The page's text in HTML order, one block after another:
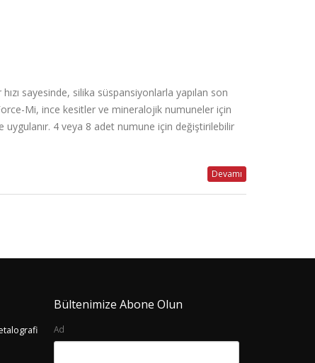
sayesinde, silika süspansiyonlarla yapılan son
Mi, ince kesitler ve mineralojik numuneler için
uygulanır. 4 veya 8 adet numune için değiştirilebilir
Devamı
Free Webinar! 12 November, 12:00 (AST) /
MATERIALOGRAPHIC PREPARATION: 10
Bültenimize Abone Olun
Ad